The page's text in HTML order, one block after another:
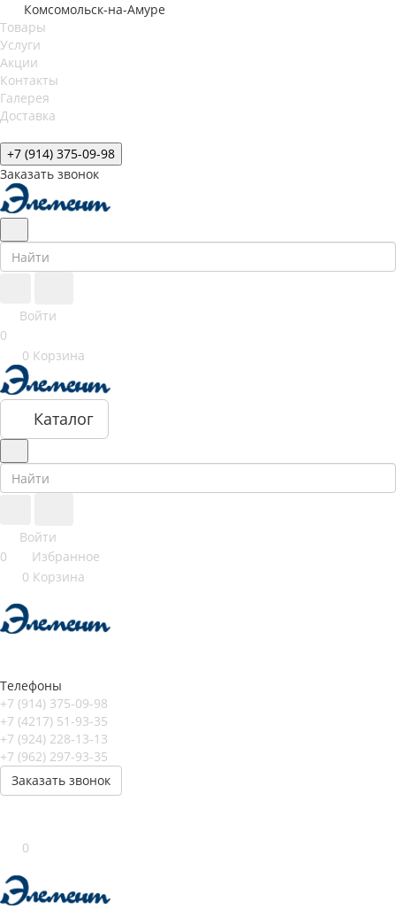
Комсомольск-на-Амуре
Товары
Услуги
Акции
Контакты
Галерея
Доставка
+7 (914) 375-09-98
Заказать звонок
Войти
0
0 Корзина
Каталог
Войти
0
Избранное
0 Корзина
Телефоны
+7 (914) 375-09-98
+7 (4217) 51-93-35
+7 (924) 228-13-13
+7 (962) 297-93-35
Заказать звонок
0